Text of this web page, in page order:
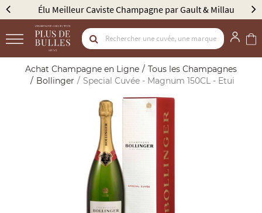
Élu Meilleur Caviste Champagne par Gault & Millau
Achat Champagne en Ligne
Tous les Champagnes
Bollinger
Special Cuvée - Magnum 150CL - Etui